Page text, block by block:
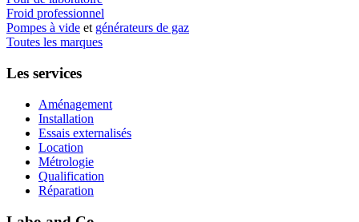
Froid professionnel
Pompes à vide et générateurs de gaz
Toutes les marques
Les services
Aménagement
Installation
Essais externalisés
Location
Métrologie
Qualification
Réparation